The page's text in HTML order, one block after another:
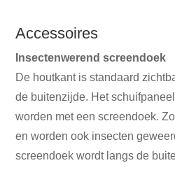
Accessoires
Insectenwerend screendoek
De houtkant is standaard
de buitenzijde. Het
worden met een screendoek.
en worden ook insecten
screendoek wordt langs de